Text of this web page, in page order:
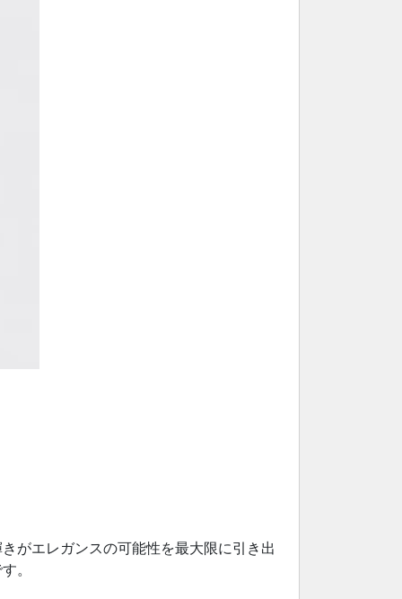
がエレガンスの可能性を最大限に引き出
。